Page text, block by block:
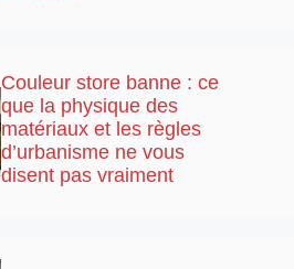
Couleur store banne : ce
que la physique des
matériaux et les règles
d’urbanisme ne vous
disent pas vraiment